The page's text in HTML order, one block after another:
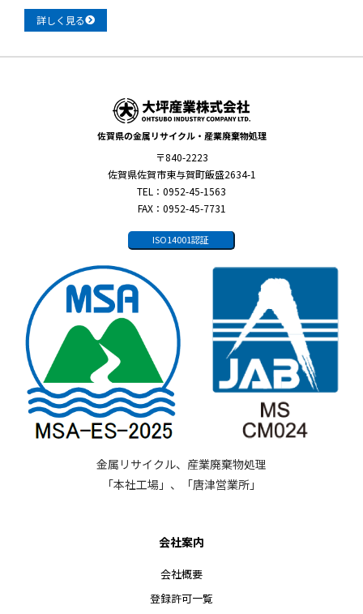
詳しく見る
佐賀県の金属リサイクル・産業廃棄物処理
〒840-2223
佐賀県佐賀市東与賀町飯盛2634-1
TEL：0952-45-1563
FAX：0952-45-7731
ISO14001認証
金属リサイクル、産業廃棄物処理
「本社工場」、「唐津営業所」
会社案内
会社概要
登録許可一覧